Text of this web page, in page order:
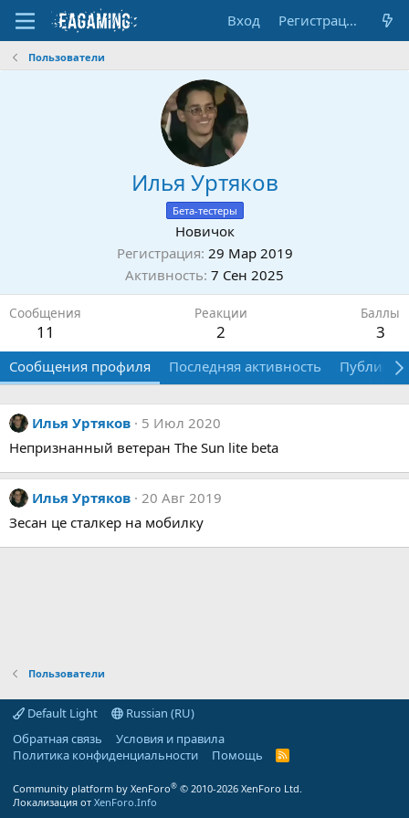
Вход Регистрация
Пользователи
Илья Уртяков
Бета-тестеры
Новичок
Регистрация 29 Мар 2019
Активность 7 Сен 2025
Сообщения
11
Реакции
2
Баллы
3
Сообщения профиля Последняя активность
Илья Уртяков
5 Июл 2020
Непризнанный ветеран The Sun lite beta
Илья Уртяков 20 Авг 2019
Зесан це сталкер на мобилку
Пользователи
Default Light
Russian (RU)
Обратная связь
Условия и правила
Политика конфиденциальности
Помощь
R
Community platform by XenForo® © 2010-2026 XenForo Ltd.
Локализация от XenForo.Info